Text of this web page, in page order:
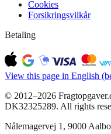
Cookies
Forsikringsvilkår
Betaling
View this page in English
© 2012–2026
DK32325289. All rights
Nålemagervej 1, 9000